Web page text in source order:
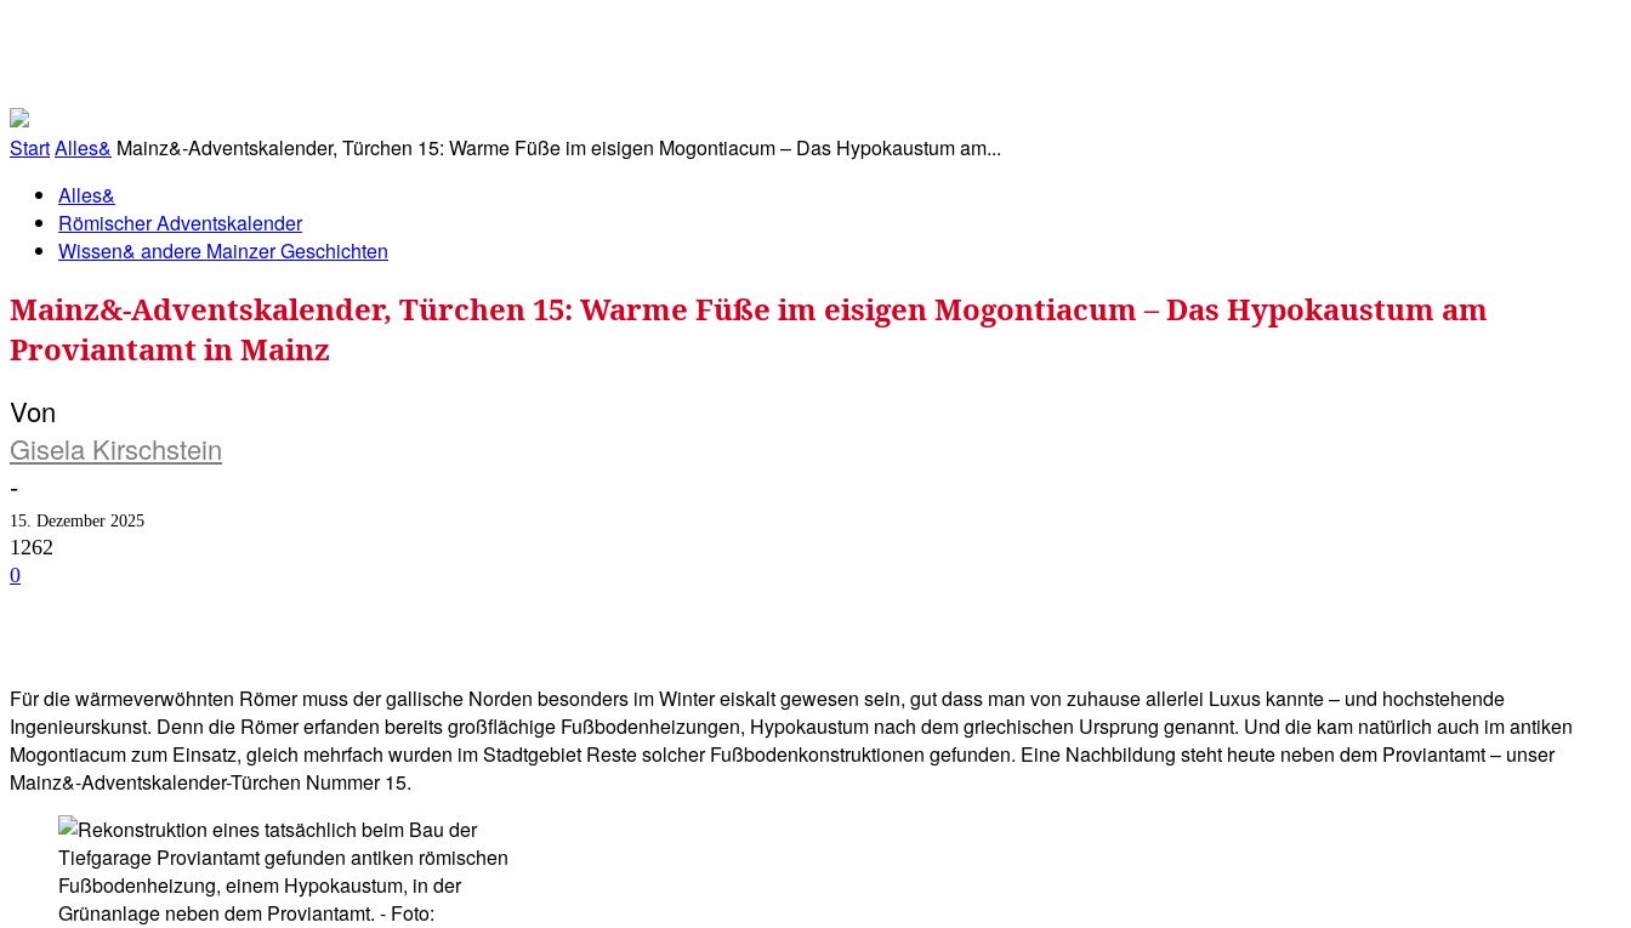
StartAlles& Mainz&-Adventskalender, Türchen 15: Warme Füße im eisigen Mogontiacum – Das Hypokaustum am...
Alles&
Römischer Adventskalender
Wissen& andere Mainzer Geschichten
Mainz&-Adventskalender, Türchen 15: Warme Füße im eisigen Mogontiacum – Das Hypokaustum am
Proviantamt in Mainz
Von
Gisela Kirschstein
-
15. Dezember 2025
1262
0
Für die wärmeverwöhnten Römer muss der gallische Norden besonders im Winter eiskalt gewesen sein, gut dass man von zuhause allerlei Luxus kannte – und hochstehende
Ingenieurskunst. Denn die Römer erfanden bereits großflächige Fußbodenheizungen, Hypokaustum nach dem griechischen Ursprung genannt. Und die kam natürlich auch im antiken
Mogontiacum zum Einsatz, gleich mehrfach wurden im Stadtgebiet Reste solcher Fußbodenkonstruktionen gefunden. Eine Nachbildung steht heute neben dem Proviantamt – unser
Mainz&-Adventskalender-Türchen Nummer 15.